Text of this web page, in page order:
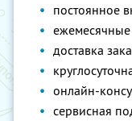
постоянное
доставка
онлайн-
сервисная